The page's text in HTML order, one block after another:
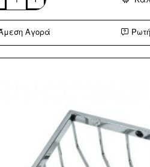
Αγορά